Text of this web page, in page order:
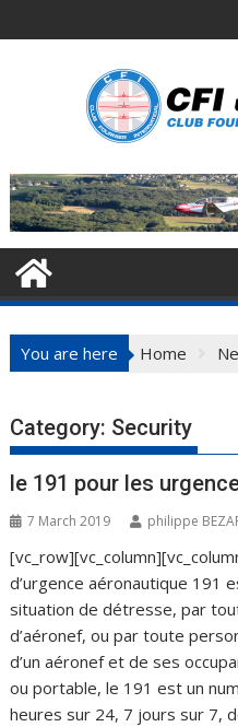
to
You are here Home
Category: Security
le 191 pour les
7 March 2019 philippe
d’urgence aéronautique 191
situation de détresse, par
d’aéronef, ou par toute
d’un aéronef et de ses
ou portable, le 191 est un
heures sur 24, 7 jours sur 7,